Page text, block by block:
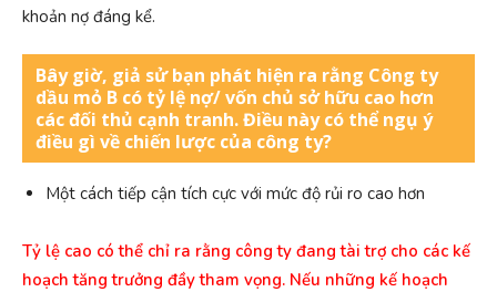
khoản nợ đáng kể.
Bây giờ, giả sử bạn phát hiện ra rằng Công ty
dầu mỏ B có tỷ lệ nợ/ vốn chủ sở hữu cao hơn
các đối thủ cạnh tranh.Điều này có thể ngụ ý
điều gì về chiến lược của công ty?
Một cách tiếp cận tích cực với mức độ rủi ro cao hơn
Tỷ lệ cao có thể chỉ ra rằng công ty đang tài trợ cho các kế
hoạch tăng trưởng đầy tham vọng. Nếu những kế hoạch